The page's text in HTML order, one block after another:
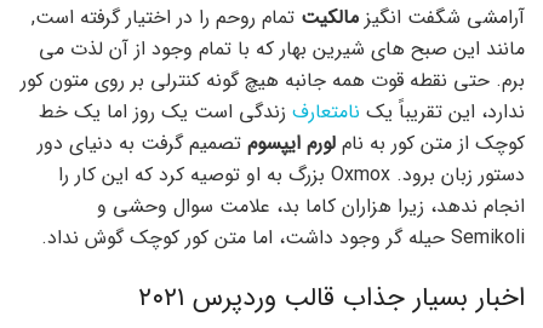
آرامشی شگفت انگیز مالکیت تمام روحم را در اختیار گرفته است,
مانند این صبح های شیرین بهار که با تمام وجود از آن لذت می
برم. حتی نقطه قوت همه جانبه هیچ گونه کنترلی بر روی متون کور
ندارد، این تقریباً یک نامتعارف زندگی است یک روز اما یک خط
کوچک از متن کور به نام لورم ایپسوم تصمیم گرفت به دنیای دور
دستور زبان برود. Oxmox بزرگ به او توصیه کرد که این کار را
انجام ندهد، زیرا هزاران کاما بد، علامت سوال وحشی و
Semikoli حیله گر وجود داشت، اما متن کور کوچک گوش نداد.
اخبار بسیار جذاب قالب وردپرس ۲۰۲۱